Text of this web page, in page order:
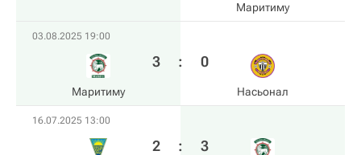
Маритиму
03.08.2025 19:00
Маритиму
3 : 0
Насьонал
16.07.2025 13:00
2 : 3